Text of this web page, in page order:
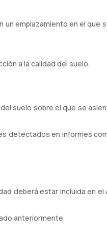
emplazamiento en el que
a la calidad del suelo.
suelo sobre el que se
detectados en informes
deberá estar incluida en
anteriormente.